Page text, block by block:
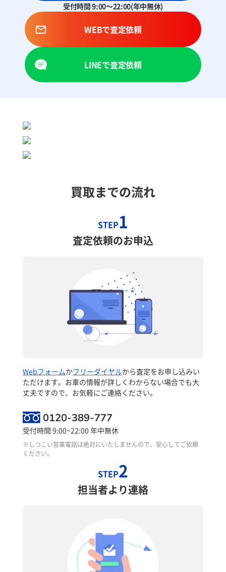
受付時間 9:00～22:00(年中無休)
WEBで査定依頼
LINEで査定依頼
買取までの流れ
STEP1
査定依頼のお申込
Webフォームかフリーダイヤルから査定をお申し込みい
ただけます。お車の情報が詳しくわからない場合でも大
丈夫ですので、お気軽にご連絡ください。
0120-389-777
受付時間 9:00~22:00 年中無休
※しつこい営業電話は絶対にいたしませんので、安心してご依頼
ください。
STEP2
担当者より連絡